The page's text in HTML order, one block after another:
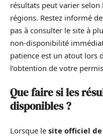
résultats peut varier selon
régions. Restez informé
pas à consulter le site à
non-disponibilité
patience est un atout lors
l’obtention de votre
Que faire si les
disponibles ?
Lorsque le site officiel